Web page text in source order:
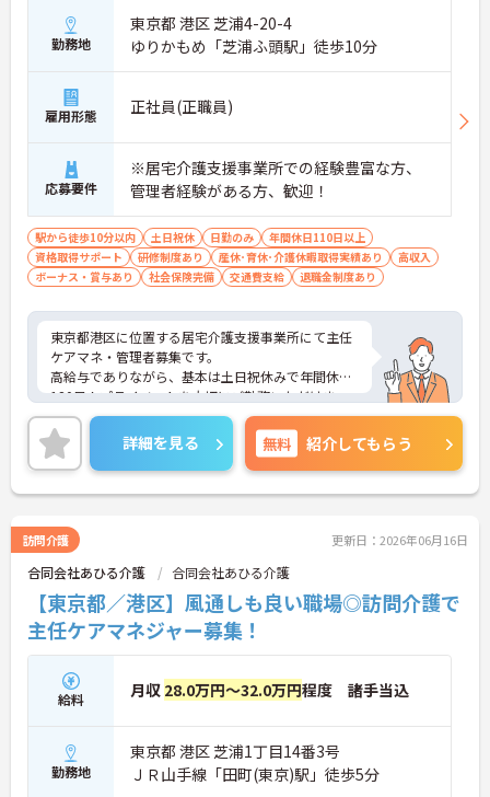
勤務地
東京都 港区 芝浦4-20-4
ゆりかもめ「芝浦ふ頭駅」徒歩10分
雇用形態 正社員(正職員)
応募要件
※居宅介護支援事業所での経験豊富な方、
管理者経験がある方、歓迎！
駅から徒歩10分以内 土日祝休 日勤のみ
年間休日110日以上
資格取得サポート
研修制度あり 産休･育休･介護休暇取得実績あり
高収入
ボーナス・賞与あり
社会保険完備 交通費支給 退職金制度あり
東京都港区に位置する居宅介護支援事業所にて主任
ケアマネ・管理者募集です。
高給与でありながら、基本は土日祝休みで年間休日
120日！プライベートを大切にご勤務いただけま
す。
ご興味ある方には、面接対策ポイントなど、さらに
詳細をお話しいたしますのでお気軽にご相談くださ
い！
詳細を見る 無料 紹介してもらう
訪問介護 更新日：2026年06月16日
合同会社あひる介護 合同会社あひる介護
【東京都／港区】風通しも良い職場◎訪問介護で
主任ケアマネジャー募集！
給料 月収 28.0万円～32.0万円程度 諸手当込
勤務地
東京都 港区 芝浦1丁目14番3号
ＪＲ山手線「田町(東京)駅」徒歩5分